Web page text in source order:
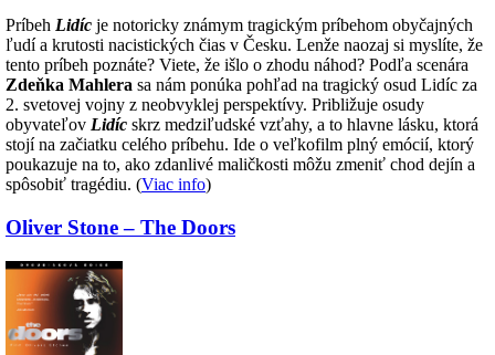
Príbeh Lidíc je notoricky známym tragickým príbehom obyčajných
ľudí a krutosti nacistických čias v Česku. Lenže naozaj si myslíte, že
tento príbeh poznáte? Viete, že išlo o zhodu náhod? Podľa scenára
Zdeňka Mahlera sa nám ponúka pohľad na tragický osud Lidíc za
2. svetovej vojny z neobvyklej perspektívy. Približuje osudy
obyvateľov Lidíc skrz medziľudské vzťahy, a to hlavne lásku, ktorá
stojí na začiatku celého príbehu. Ide o veľkofilm plný emócií, ktorý
poukazuje na to, ako zdanlivé maličkosti môžu zmeniť chod dejín a
spôsobiť tragédiu. (Viac info)
Oliver Stone – The Doors